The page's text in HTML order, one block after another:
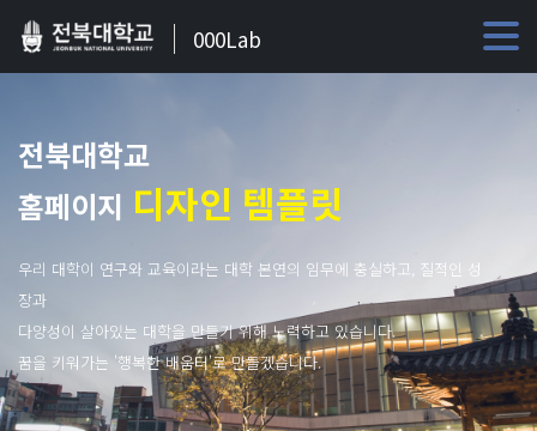
000Lab
전북대학교
홈페이지 디자인 템플릿
우리 대학이 연구와 교육이라는 대학 본연의 임무에 충실하고, 질적인 성
장과
다양성이 살아있는 대학을 만들기 위해 노력하고 있습니다.
꿈을 키워가는 '행복한 배움터'로 만들겠습니다.